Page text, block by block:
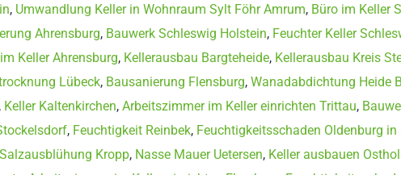
, Umwandlung Keller in Wohnraum Sylt Föhr Amrum, Büro im Keller
Ahrensburg, Bauwerk Schleswig Holstein, Feuchter Keller
Keller Ahrensburg, Kellerausbau Bargteheide, Kellerausbau Kreis
Lübeck, Bausanierung Flensburg, Wanadabdichtung Heide
, Keller Kaltenkirchen, Arbeitszimmer im Keller einrichten Trittau,
, Feuchtigkeit Reinbek, Feuchtigkeitsschaden Oldenburg in
Salzausblühung Kropp, Nasse Mauer Uetersen, Keller ausbauen